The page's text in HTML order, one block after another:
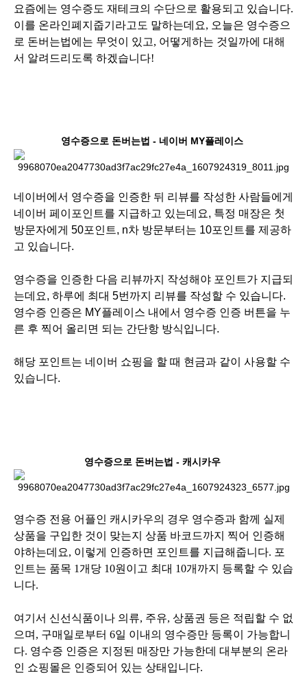
요즘에는 영수증도 재테크의 수단으로 활용되고 있습니다.
이를 온라인폐지줍기라고도 말하는데요, 오늘은 영수증으
로 돈버는법에는 무엇이 있고, 어떻게하는 것일까에 대해
서 알려드리도록 하겠습니다!
영수증으로 돈버는법 - 네이버 MY플레이스
네이버에서 영수증을 인증한 뒤 리뷰를 작성한 사람들에게
네이버 페이포인트를 지급하고 있는데요, 특정 매장은 첫
방문자에게 50포인트, n차 방문부터는 10포인트를 제공하
고 있습니다.
영수증을 인증한 다음 리뷰까지 작성해야 포인트가 지급되
는데요, 하루에 최대 5번까지 리뷰를 작성할 수 있습니다.
영수증 인증은 MY플레이스 내에서 영수증 인증 버튼을 누
른 후 찍어 올리면 되는 간단항 방식입니다.
해당 포인트는 네이버 쇼핑을 할 때 현금과 같이 사용할 수
있습니다.
영수증으로 돈버는법 - 캐시카우
영수증 전용 어플인 캐시카우의 경우 영수증과 함께 실제
상품을 구입한 것이 맞는지 상품 바코드까지 찍어 인증해
야하는데요, 이렇게 인증하면 포인트를 지급해줍니다. 포
인트는 품목 1개당 10원이고 최대 10개까지 등록할 수 있습
니다.
여기서 신선식품이나 의류, 주유, 상품권 등은 적립할 수 없
으며, 구매일로부터 6일 이내의 영수증만 등록이 가능합니
다. 영수증 인증은 지정된 매장만 가능한데 대부분의 온라
인 쇼핑몰은 인증되어 있는 상태입니다.